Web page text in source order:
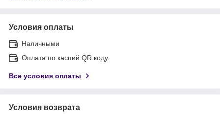
Условия оплаты
Наличными
Оплата по каспий QR коду.
Все условия оплаты
Условия возврата